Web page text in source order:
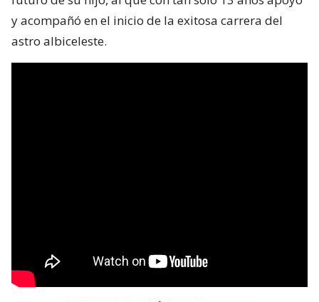
y acompañó en el inicio de la exitosa carrera del
astro albiceleste.